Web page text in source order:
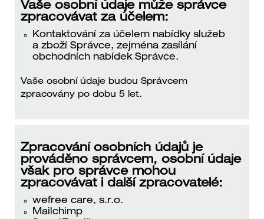
Vaše osobní údaje může správce
zpracovávat za účelem:
Kontaktování za účelem nabídky služeb
a zboží Správce, zejména zasílání
obchodních nabídek Správce.
Vaše osobní údaje budou Správcem
zpracovány po dobu 5 let.
Zpracování osobních údajů je
prováděno správcem, osobní údaje
však pro správce mohou
zpracovávat i další zpracovatelé:
wefree care, s.r.o.
Mailchimp